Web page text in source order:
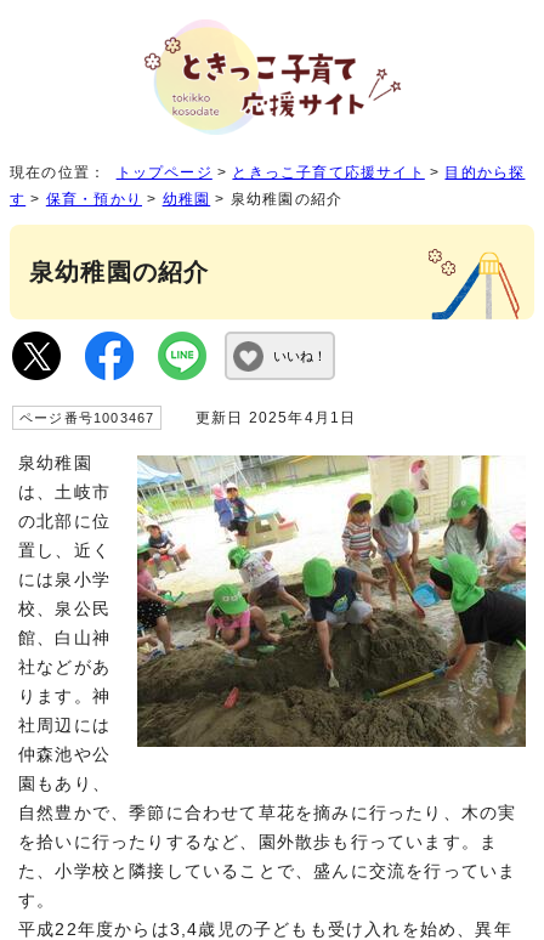
現在の位置： トップページ > ときっこ子育て応援サイト > 目的から探
す > 保育・預かり > 幼稚園 > 泉幼稚園の紹介
泉幼稚園の紹介
いいね！
ページ番号1003467 更新日 2025年4月1日
泉幼稚園
は、土岐市
の北部に位
置し、近く
には泉小学
校、泉公民
館、白山神
社などがあ
ります。神
社周辺には
仲森池や公
園もあり、
自然豊かで、季節に合わせて草花を摘みに行ったり、木の実
を拾いに行ったりするなど、園外散歩も行っています。ま
た、小学校と隣接していることで、盛んに交流を行っていま
す。
平成22年度からは3,4歳児の子どもも受け入れを始め、異年